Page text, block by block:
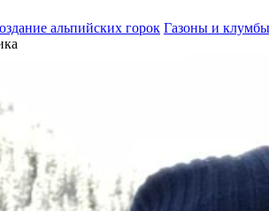
альпийских горок Газоны и клумбы